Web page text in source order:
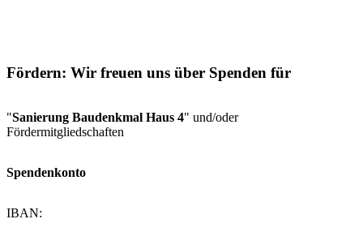
Fördern: Wir freuen uns über Spenden für
"Sanierung Baudenkmal Haus 4" und/oder
Fördermitgliedschaften
Spendenkonto
IBAN: